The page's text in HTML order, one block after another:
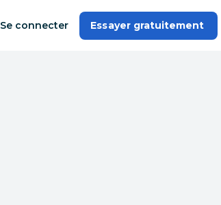
Se connecter Essayer gratuitement